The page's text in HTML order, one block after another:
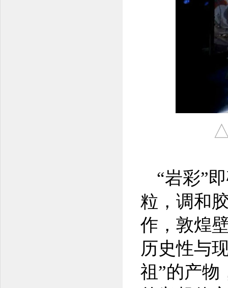
“岩彩”
粒，调和
作，敦煌
历史性与
祖”的产物